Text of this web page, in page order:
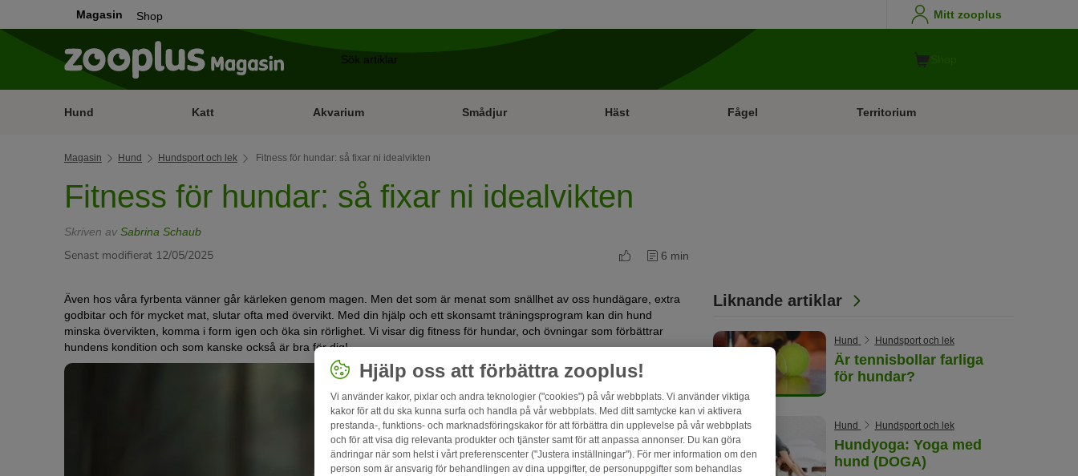
Magasin Shop Mitt zooplus
Hund Katt Akvarium Smådjur Häst Fågel Territorium
Magasin Hund Hundsport och lek Fitness för hundar: så fixar ni idealvikten
Fitness för hundar: så fixar ni idealvikten
Skriven av Sabrina Schaub
Senast modifierat 12/05/2025 6 min
Även hos våra fyrbenta vänner går kärleken genom magen. Men det som är menat som snällhet av oss hundägare, extra
godbitar och för mycket mat, slutar ofta med övervikt. Med din hjälp och ett skonsamt träningsprogram kan din hund
minska övervikten, komma i form igen och öka sin rörlighet. Vi visar dig fitness för hundar, och övningar som förbättrar
hundens kondition och som kanske också är bra för dig!
Liknande artiklar
Hund Hundsport och lek
Är tennisbollar farliga
för hundar?
Hund Hundsport och lek
Hundyoga: Yoga med
hund (DOGA)
Hjälp oss att förbättra zooplus!
Vi använder kakor, pixlar och andra teknologier ("cookies") på vår webbplats. Vi använder viktiga
kakor för att du ska kunna surfa och handla på vår webbplats. Med ditt samtycke kan vi aktivera
prestanda-, funktions- och marknadsföringskakor för att förbättra din upplevelse på vår webbplats
och för att visa dig relevanta produkter och tjänster samt för att anpassa annonser. Du kan göra
ändringar när som helst i vårt preferenscenter ("Justera inställningar"). För mer information om den
person som är ansvarig för behandlingen av dina uppgifter, de personuppgifter som behandlas